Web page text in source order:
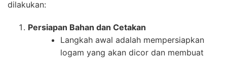
dilakukan:
Persiapan Bahan dan Cetakan
Langkah awal adalah mempersiapkan
logam yang akan dicor dan membuat